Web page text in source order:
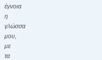
έγνοια
η
γλώσσα
μου,
με
τα